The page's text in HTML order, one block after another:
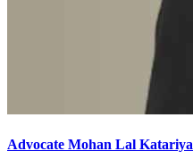
Advocate Mohan Lal Katariya